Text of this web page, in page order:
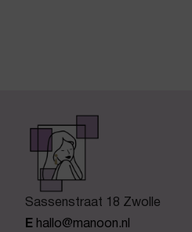
Sassenstraat 18 Zwolle
E hallo@manoon.nl